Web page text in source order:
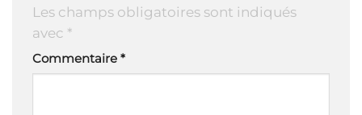
Les champs obligatoires sont indiqués
avec *
Commentaire *